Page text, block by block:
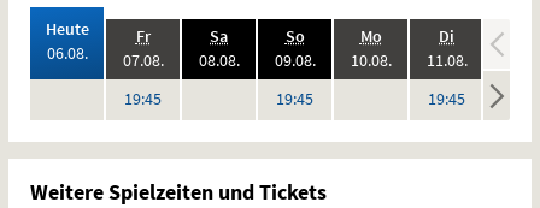
Heute,
06.08.2026:
Vorstellungen
Fr.,
07.08.2026:
19:45Uhr
Sa.,
08.08.2026:
Vorstellungen
So.,
09.08.2026:
19:45Uhr
Mo.,
10.08.2026:
Vorstellungen
Di
11.08.2026:
19:45Uhrkeine
Weitere Spielzeiten und Tickets